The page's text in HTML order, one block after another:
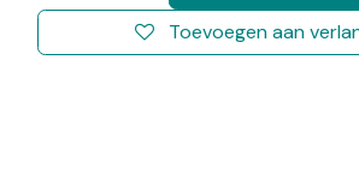
Toevoegen aan